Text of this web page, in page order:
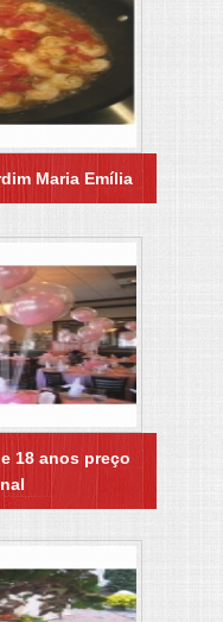
Maria Emília
18 anos preço